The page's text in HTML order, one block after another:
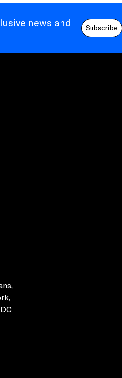
news and
Subscribe
,
,